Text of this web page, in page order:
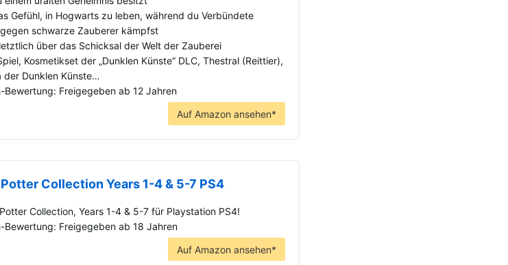
Gefühl, in Hogwarts zu leben, während du Verbündete
schwarze Zauberer kämpfst
über das Schicksal der Welt der Zauberei
Kosmetikset der „Dunklen Künste“ DLC, Thestral (Reittier),
der Dunklen Künste…
Bewertung: Freigegeben ab 12 Jahren
Auf Amazon ansehen*
Collection Years 1-4 & 5-7 PS4
Collection, Years 1-4 & 5-7 für Playstation PS4!
Bewertung: Freigegeben ab 18 Jahren
Auf Amazon ansehen*